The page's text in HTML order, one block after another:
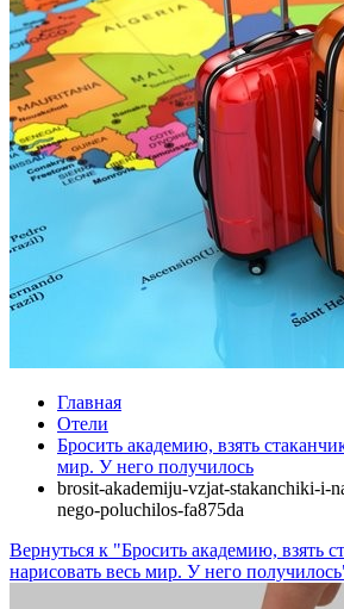
Главная
Отели
Бросить академию, взять
мир. У него получилось
brosit-akademiju-vzjat-stakanchiki-i-
nego-poluchilos-fa875da
Вернуться к "Бросить академию, взять
нарисовать весь мир. У него